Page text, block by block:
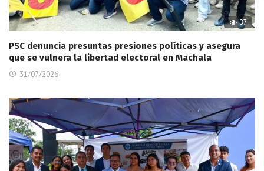
37
PSC denuncia presuntas presiones políticas y asegura
que se vulnera la libertad electoral en Machala
31/07/2026